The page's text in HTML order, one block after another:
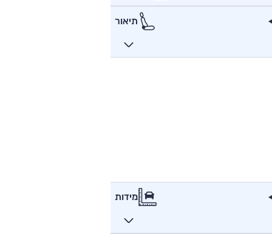
תיאור
מידות